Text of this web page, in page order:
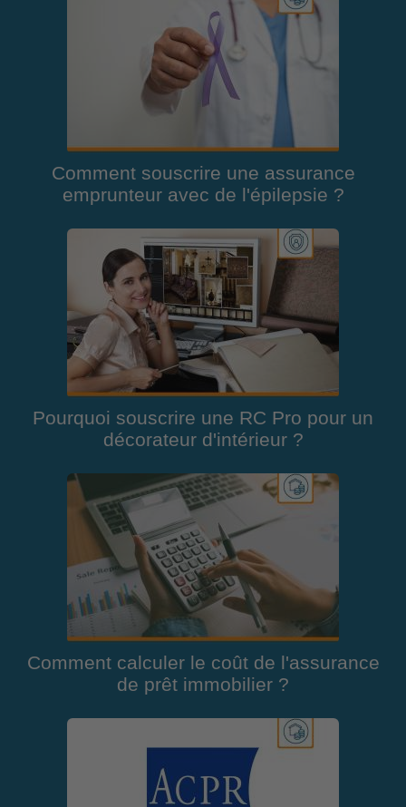
Comment souscrire une assurance
emprunteur avec de l'épilepsie ?
Pourquoi souscrire une RC Pro pour un
décorateur d'intérieur ?
Comment calculer le coût de l'assurance
de prêt immobilier ?